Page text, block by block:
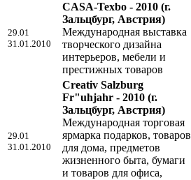
29.01
31.01.2010
CASA-Texbo - 2010 (г.
Зальцбург, Австрия)
Международная выставка
творческого дизайна
интерьеров, мебели и
престижных товаров
29.01
31.01.2010
Creativ Salzburg
Fr"uhjahr - 2010 (г.
Зальцбург, Австрия)
Международная торговая
ярмарка подарков, товаров
для дома, предметов
жизненного быта, бумаги
и товаров для офиса,